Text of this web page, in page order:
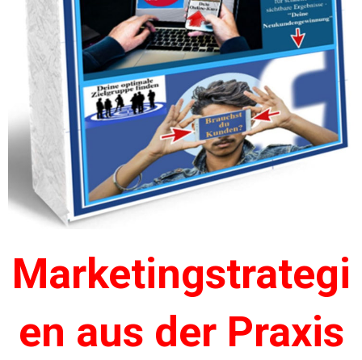
Marketingstrategi
en aus der Praxis